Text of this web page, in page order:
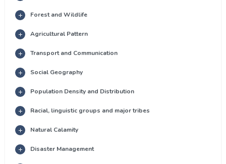
Forest and Wildlife
Agricultural Pattern
Transport and Communication
Social Geography
Population Density and Distribution
Racial, linguistic groups and major tribes
Natural Calamity
Disaster Management